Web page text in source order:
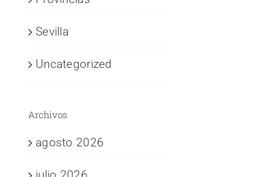
Sevilla
Uncategorized
Archivos
agosto 2026